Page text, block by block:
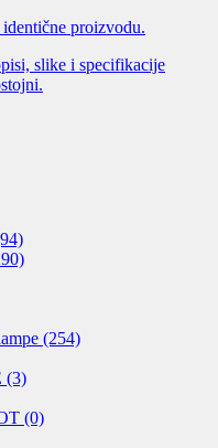
proizvodu.
slike i specifikacije
(254)
(3)
(0)